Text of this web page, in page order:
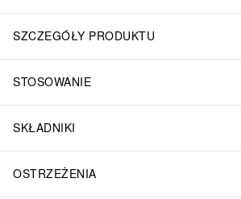
SZCZEGÓŁY PRODUKTU
STOSOWANIE
SKŁADNIKI
OSTRZEŻENIA